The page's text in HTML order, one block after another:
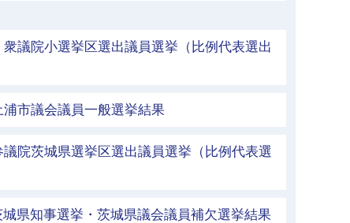
議院小選挙区選出議員選挙（比例代表選出
市議会議員一般選挙結果
院茨城県選挙区選出議員選挙（比例代表選
県知事選挙・茨城県議会議員補欠選挙結果